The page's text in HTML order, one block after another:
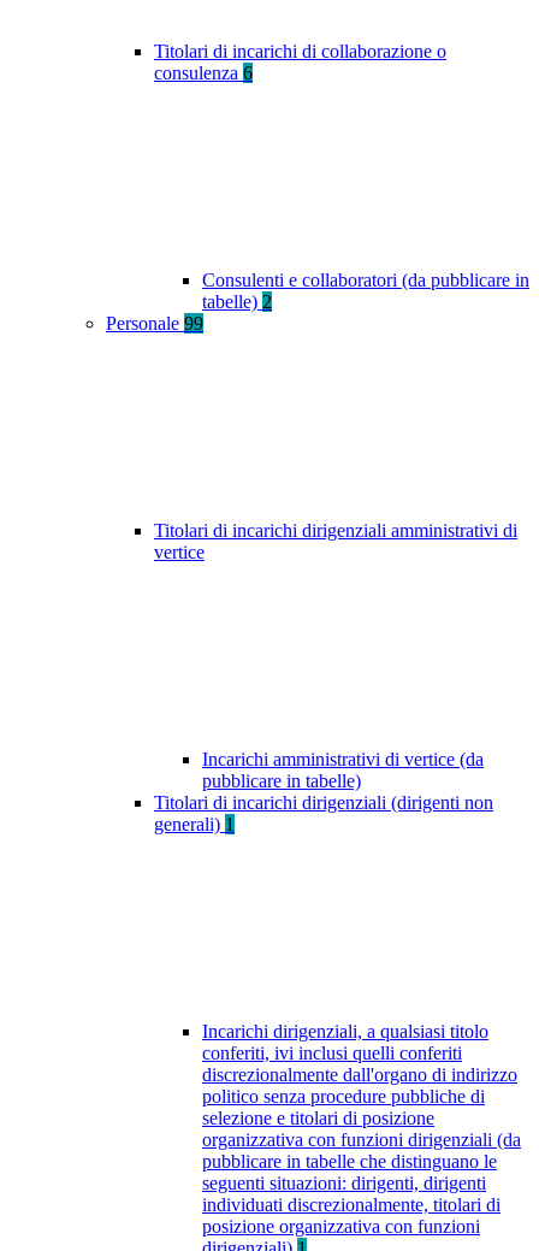
Titolari di incarichi di collaborazione o
consulenza 6
Consulenti e collaboratori (da pubblicare in
tabelle) 2
Personale 99
Titolari di incarichi dirigenziali amministrativi di
vertice
Incarichi amministrativi di vertice (da
pubblicare in tabelle)
Titolari di incarichi dirigenziali (dirigenti non
generali) 1
Incarichi dirigenziali, a qualsiasi titolo
conferiti, ivi inclusi quelli conferiti
discrezionalmente dall'organo di indirizzo
politico senza procedure pubbliche di
selezione e titolari di posizione
organizzativa con funzioni dirigenziali (da
pubblicare in tabelle che distinguano le
seguenti situazioni: dirigenti, dirigenti
individuati discrezionalmente, titolari di
posizione organizzativa con funzioni